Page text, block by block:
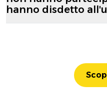
hanno disdetto